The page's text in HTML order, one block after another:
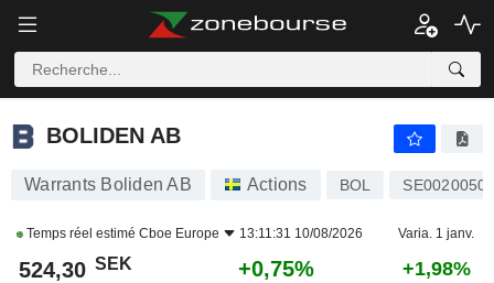
BOLIDEN AB
BOLIDEN AB
Warrants Boliden AB Actions BOL
Temps réel estimé Cboe Europe 13:11:31 10/08/2026 Varia. 1 janv.
524,30 SEK +0,75% +1,98%